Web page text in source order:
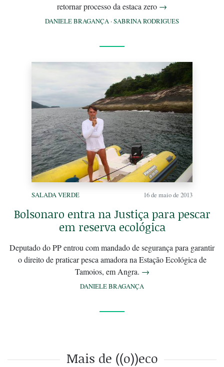
retornar processo da estaca zero →
DANIELE BRAGANÇA ·SABRINA RODRIGUES
SALADA VERDE 16 de maio de 2013
Bolsonaro entra na Justiça para pescar
em reserva ecológica
Deputado do PP entrou com mandado de segurança para garantir
o direito de praticar pesca amadora na Estação Ecológica de
Tamoios, em Angra. →
DANIELE BRAGANÇA
Mais de ((o))eco